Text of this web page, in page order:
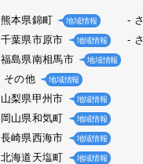
熊本県錦町 地域情報
千葉県市原市 地域情報
福島県南相馬市 地域情報
その他 地域情報
山梨県甲州市 地域情報
岡山県和気町 地域情報
長崎県西海市 地域情報
北海道天塩町 地域情報